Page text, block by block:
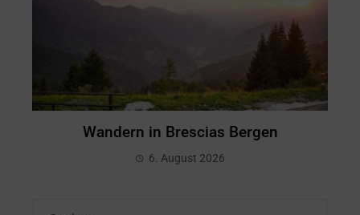
Wandern in Brescias Bergen
6. August 2026